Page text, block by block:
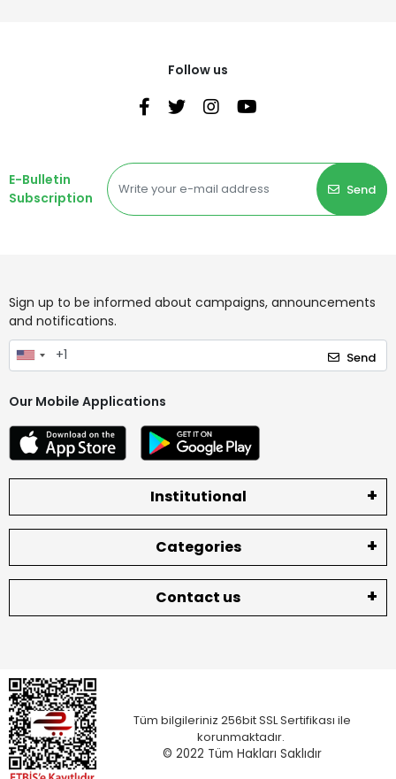
Follow us
E-Bulletin
Subscription
Send
Sign up to be informed about campaigns, announcements
and notifications.
Send
Our Mobile Applications
Institutional
Categories
Contact us
Tüm bilgileriniz 256bit SSL Sertifikası ile
korunmaktadır.
© 2022 Tüm Hakları Saklıdır